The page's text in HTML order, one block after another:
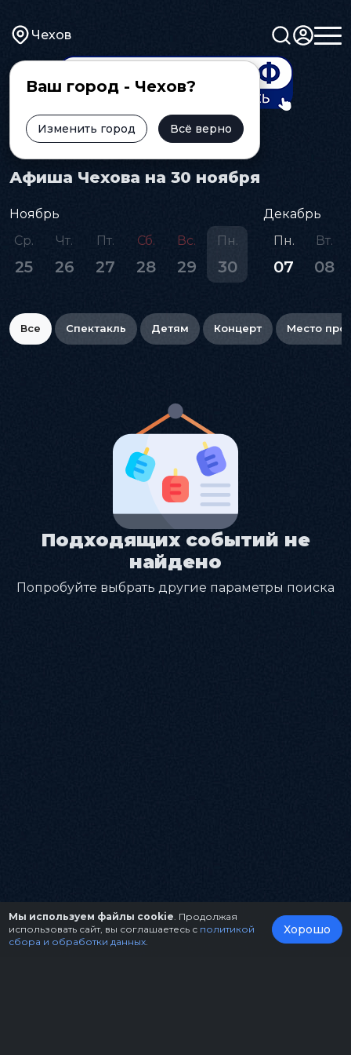
Чехов
Ваш город - Чехов?
Изменить город Всё верно
Главная Афиша
Афиша Чехова на 30 ноября
Ноябрь
Ср.
25
Чт.
26
Пт.
27
Сб.
28
Вс.
29
Пн.
30
Декабрь
Пн.
07
Вт.
08
Все Спектакль Детям Концерт Место
Подходящих событий не
найдено
Попробуйте выбрать другие параметры поиска
Мы используем файлы cookie . Продолжая
использовать сайт, вы соглашаетесь с политикой
сбора и обработки данных
Хорошо